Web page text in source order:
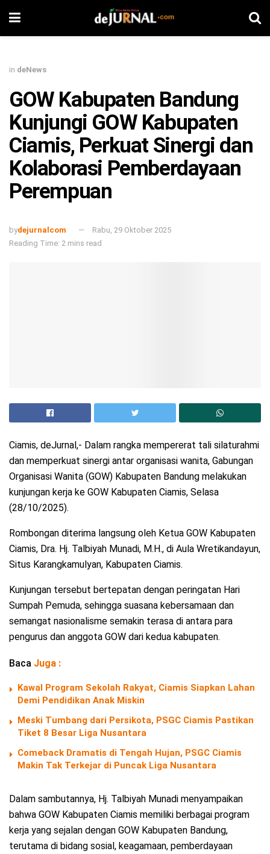
in deNews
GOW Kabupaten Bandung
Kunjungi GOW Kabupaten
Ciamis, Perkuat Sinergi dan
Kolaborasi Pemberdayaan
Perempuan
bydejurnalcom
Rabu, 29 Oktober 2025
Reading Time: 2 mins read
Ciamis, deJurnal,- Dalam rangka mempererat tali silaturahmi
dan memperkuat sinergi antar organisasi wanita, Gabungan
Organisasi Wanita (GOW) Kabupaten Bandung melakukan
kunjungan kerja ke GOW Kabupaten Ciamis, Selasa
(28/10/2025).
Rombongan diterima langsung oleh Ketua GOW Kabupaten
Ciamis, Dra. Hj. Talbiyah Munadi, M.H., di Aula Wretikandayun,
Situs Karangkamulyan, Kabupaten Ciamis.
Kunjungan tersebut bertepatan dengan peringatan Hari
Sumpah Pemuda, sehingga suasana kebersamaan dan
semangat nasionalisme semakin terasa di antara para
pengurus dan anggota GOW dari kedua kabupaten.
Baca Juga :
Kawal Program Sekolah Rakyat, Ciamis Siapkan Lahan
Demi Pendidikan Anak Miskin
Meski Tumbang dari Persikota, PSGC Ciamis Pastikan
Tiket 8 Besar Liga Nusantara
Comeback Dramatis di Tengah Hujan, PSGC Ciamis
Makin Tak Terkejar di Puncak Liga Nusantara
Dalam sambutannya, Hj. Talbiyah Munadi menyampaikan
bahwa GOW Kabupaten Ciamis memiliki berbagai program
kerja yang sejalan dengan GOW Kabupaten Bandung,
terutama di bidang sosial, keagamaan, pemberdayaan